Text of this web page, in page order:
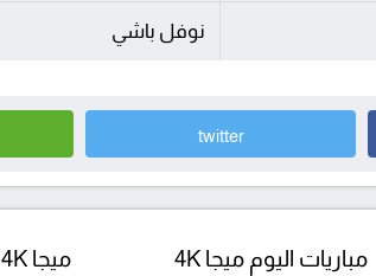
نوفل باشي
twitter
مباريات اليوم ميجا 4K ميجا 4K مباشر